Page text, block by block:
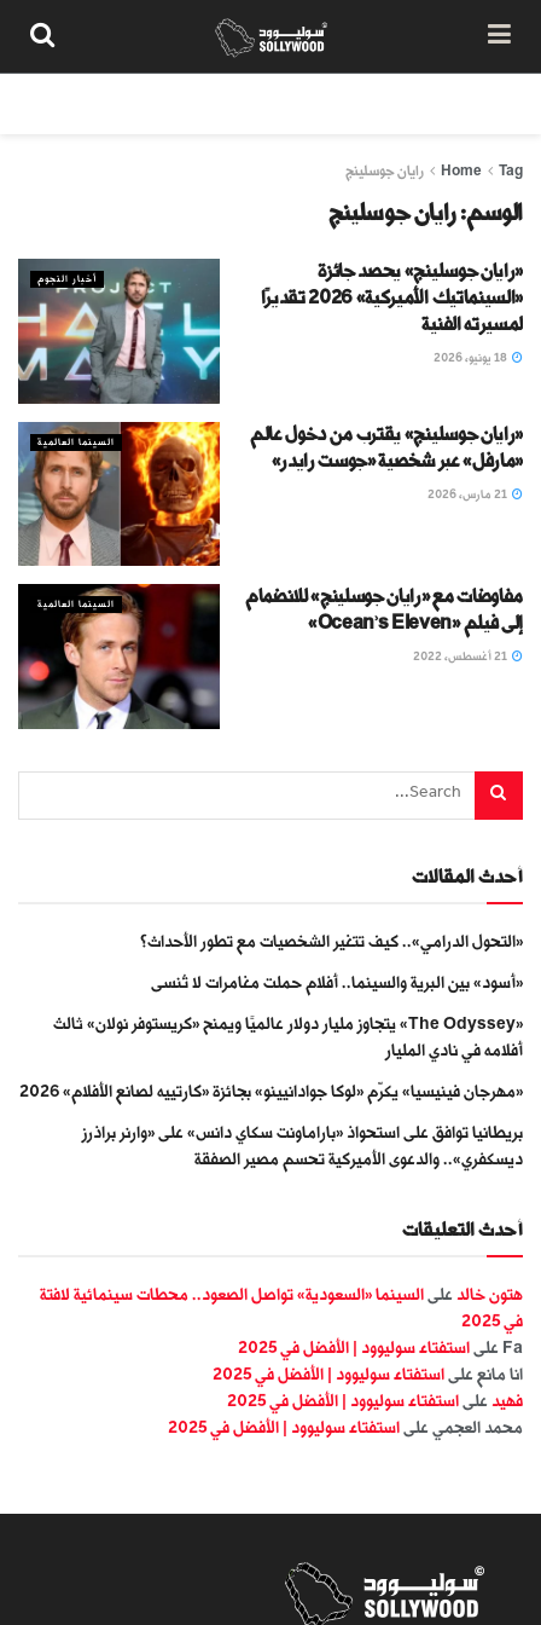
Home Tag رايان جوسلينج
الوسم:رايان جوسلينج
أخبار النجوم
«رايان جوسلينج» يحصد جائزة
«السينماتيك الأميركية» 2026 تقديرًا
لمسيرته الفنية
السينما العالمية
«رايان جوسلينج» يقترب من دخول عالم
«مارفل» عبر شخصية «جوست رايدر»
السينما العالمية
مفاوضات مع «رايان جوسلينج» للانضمام
إلى فيلم «Ocean’s Eleven»
أحدث المقالات
«التحول الدرامي».. كيف تتغير الشخصيات مع تطور الأحداث؟
«أسود» بين البرية والسينما.. أفلام حملت مغامرات لا تُنسى
«The Odyssey» يتجاوز مليار دولار عالميًا ويمنح «كريستوفر نولان» ثالث
أفلامه في نادي المليار
«مهرجان فينيسيا» يكرّم «لوكا جوادانيينو» بجائزة «كارتييه لصانع الأفلام» 2026
بريطانيا توافق على استحواذ «باراماونت سكاي دانس» على «وارنر براذرز
ديسكفري».. والدعوى الأميركية تحسم مصير الصفقة
أحدث التعليقات
هتون خالد على السينما «السعودية» تواصل الصعود.. محطات سينمائية لافتة
في 2025
Fa على استفتاء سوليوود | الأفضل في 2025
انا مانع على استفتاء سوليوود | الأفضل في 2025
فهيد على استفتاء سوليوود | الأفضل في 2025
محمد العجمي على استفتاء سوليوود | الأفضل في 2025